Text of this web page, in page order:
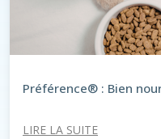
Préférence® : Bien
LIRE LA SUITE